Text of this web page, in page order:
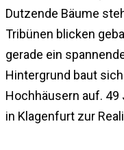
Dutzende Bäume
Tribünen blicken
gerade ein
Hintergrund baut
Hochhäusern auf.
in Klagenfurt zur